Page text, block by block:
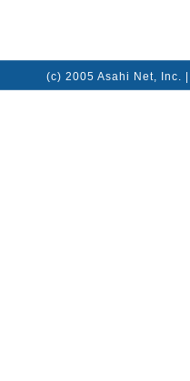
(c) 2005 Asahi Net, Inc.